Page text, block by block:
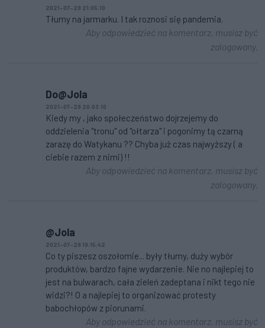
2021-07-29 21:05:10
Tłumy na jarmarku. I tak roznosi się pandemia.
Aby odpowiedzieć na komentarz, musisz być
zalogowany.
Do@Jola
2021-07-29 20:03:10
Kiedy my , jako społeczeństwo dojrzejemy do
oddzielenia "tronu" od "ołtarza" i pogonimy tą czarną
zarazę do Watykanu ?? Chyba już czas najwyższy ( a
ciebie razem z nimi) !!
Aby odpowiedzieć na komentarz, musisz być
zalogowany.
@Jola
2021-07-29 19:15:42
Co ty piszesz oszołomie... były tłumy, duży wybór
produktów, bardzo fajne wydarzenie. Nie no najlepiej to
jest na bulwarach, cała zieleń zadeptana i nikt tego nie
widzi?! O a najlepiej to organizować protesty
babochłopów z piorunami.
Aby odpowiedzieć na komentarz, musisz być